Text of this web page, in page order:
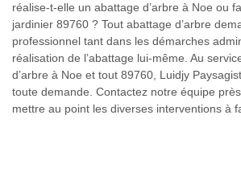
réalise-t-elle un abattage d’arbre à Noe ou
jardinier 89760 ? Tout abattage d’arbre
professionnel tant dans les démarches
réalisation de l’abattage lui-même. Au
d’arbre à Noe et tout 89760, Luidjy
toute demande. Contactez notre équipe
mettre au point les diverses interventions à